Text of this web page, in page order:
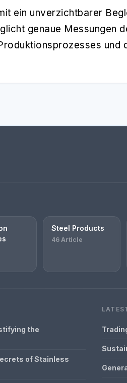
ein unverzichtbarer
genaue Messungen
Steel Products
46 Article
the
of Stainless